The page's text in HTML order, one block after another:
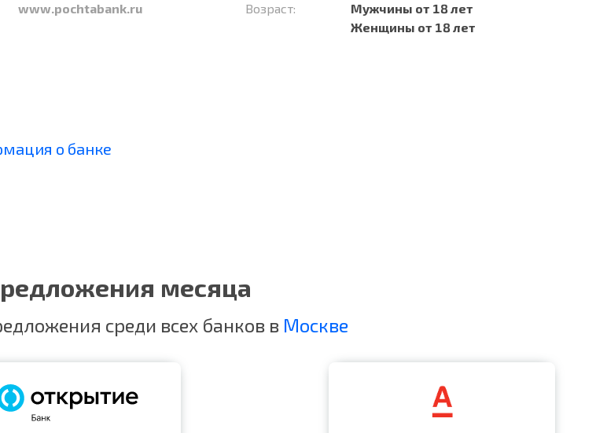
www.pochtabank.ru Возраст:
Мужчины от 18 лет
Женщины от 18 лет
о банке
месяца
среди всех банков в Москве